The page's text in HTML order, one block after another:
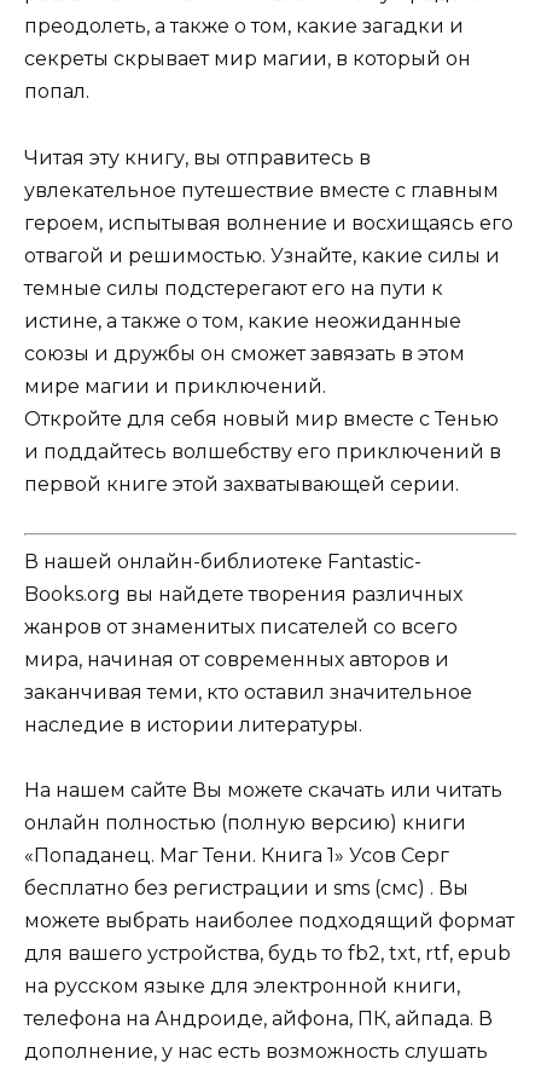
преодолеть, а также о том, какие загадки и
секреты скрывает мир магии, в который он
попал.
Читая эту книгу, вы отправитесь в
увлекательное путешествие вместе с главным
героем, испытывая волнение и восхищаясь его
отвагой и решимостью. Узнайте, какие силы и
темные силы подстерегают его на пути к
истине, а также о том, какие неожиданные
союзы и дружбы он сможет завязать в этом
мире магии и приключений.
Откройте для себя новый мир вместе с Тенью
и поддайтесь волшебству его приключений в
первой книге этой захватывающей серии.
В нашей онлайн-библиотеке Fantastic-
Books.org вы найдете творения различных
жанров от знаменитых писателей со всего
мира, начиная от современных авторов и
заканчивая теми, кто оставил значительное
наследие в истории литературы.
На нашем сайте Вы можете скачать или читать
онлайн полностью (полную версию) книги
«Попаданец. Маг Тени. Книга 1» Усов Серг
бесплатно без регистрации и sms (смс) . Вы
можете выбрать наиболее подходящий формат
для вашего устройства, будь то fb2, txt, rtf, epub
на русском языке для электронной книги,
телефона на Андроиде, айфона, ПК, айпада. В
дополнение, у нас есть возможность слушать